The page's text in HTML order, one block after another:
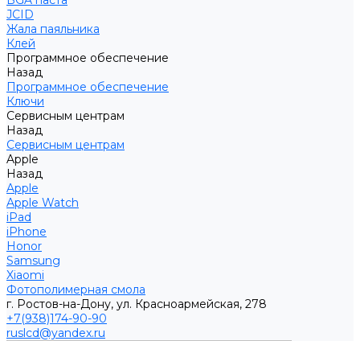
JCID
Жала паяльника
Клей
Программное обеспечение
Назад
Программное обеспечение
Ключи
Сервисным центрам
Назад
Сервисным центрам
Apple
Назад
Apple
Apple Watch
iPad
iPhone
Honor
Samsung
Xiaomi
Фотополимерная смола
г. Ростов-на-Дону, ул. Красноармейская, 278
+7(938)174-90-90
ruslcd@yandex.ru